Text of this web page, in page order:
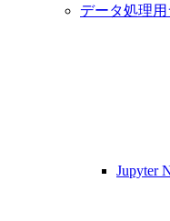
データ処理用
Jupyter